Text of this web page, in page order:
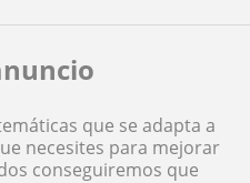
que se adapta a
necesites para mejorar
conseguiremos que